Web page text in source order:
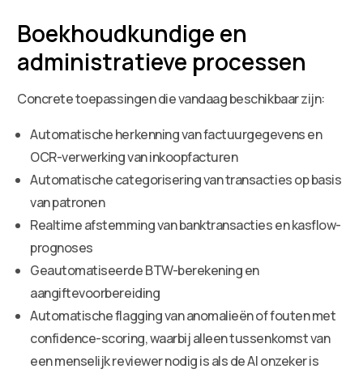
Boekhoudkundige en
administratieve processen
Concrete toepassingen die vandaag beschikbaar zijn:
Automatische herkenning van factuurgegevens en
OCR-verwerking van inkoopfacturen
Automatische categorisering van transacties op basis
van patronen
Realtime afstemming van banktransacties en kasflow-
prognoses
Geautomatiseerde BTW-berekening en
aangiftevoorbereiding
Automatische flagging van anomalieën of fouten met
confidence-scoring, waarbij alleen tussenkomst van
een menselijk reviewer nodig is als de AI onzeker is